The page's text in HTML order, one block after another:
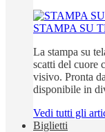
STAMPA SU
La stampa su
scatti del cuore
visivo. Pronta
disponibile in
Vedi tutti gli
Biglietti